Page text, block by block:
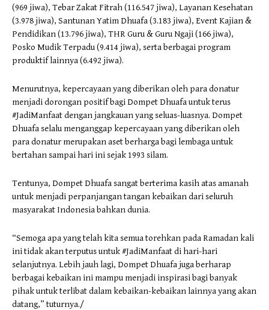
(969 jiwa), Tebar Zakat Fitrah (116.547 jiwa), Layanan Kesehatan
(3.978 jiwa), Santunan Yatim Dhuafa (3.183 jiwa), Event Kajian &
Pendidikan (13.796 jiwa), THR Guru & Guru Ngaji (166 jiwa),
Posko Mudik Terpadu (9.414 jiwa), serta berbagai program
produktif lainnya (6.492 jiwa).
Menurutnya, kepercayaan yang diberikan oleh para donatur
menjadi dorongan positif bagi Dompet Dhuafa untuk terus
#JadiManfaat dengan jangkauan yang seluas-luasnya. Dompet
Dhuafa selalu menganggap kepercayaan yang diberikan oleh
para donatur merupakan aset berharga bagi lembaga untuk
bertahan sampai hari ini sejak 1993 silam.
Tentunya, Dompet Dhuafa sangat berterima kasih atas amanah
untuk menjadi perpanjangan tangan kebaikan dari seluruh
masyarakat Indonesia bahkan dunia.
“Semoga apa yang telah kita semua torehkan pada Ramadan kali
ini tidak akan terputus untuk #JadiManfaat di hari-hari
selanjutnya. Lebih jauh lagi, Dompet Dhuafa juga berharap
berbagai kebaikan ini mampu menjadi inspirasi bagi banyak
pihak untuk terlibat dalam kebaikan-kebaikan lainnya yang akan
datang,” tuturnya./